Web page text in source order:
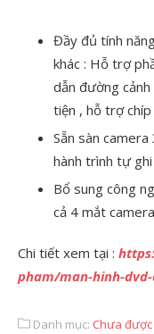
Đầy đủ tính
khác : Hỗ trợ
dẫn đường
tiện , hỗ trợ chíp
Sẵn sàn
hành trình tự
Bổ sung công
cả 4 mắt
Chi tiết xem tại :
pham/man-hinh-
Danh mục: Chưa